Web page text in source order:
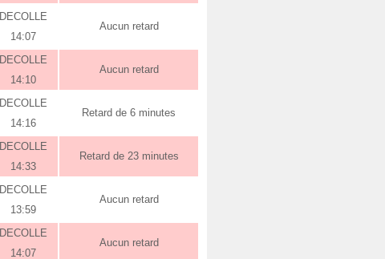
DECOLLE
14:07
Aucun retard
DECOLLE
14:10
Aucun retard
DECOLLE
14:16
Retard de 6 minutes
DECOLLE
14:33
Retard de 23 minutes
DECOLLE
13:59
Aucun retard
DECOLLE
14:07
Aucun retard